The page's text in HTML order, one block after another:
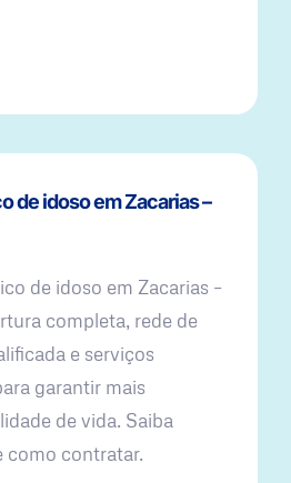
de idoso em Zacarias –
de idoso em Zacarias –
completa, rede de
e serviços
garantir mais
de vida. Saiba
como contratar.